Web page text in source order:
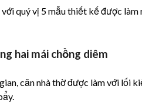
quý vị 5 mẫu thiết kế được
hai mái chồng diêm
căn nhà thờ được làm với lối